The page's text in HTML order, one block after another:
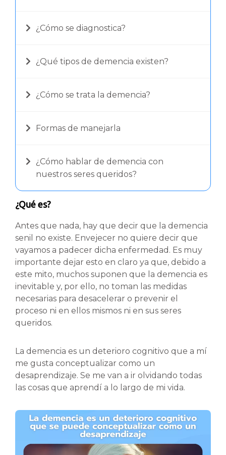
¿Cómo se diagnostica?
¿Qué tipos de demencia existen?
¿Cómo se trata la demencia?
Formas de manejarla
¿Cómo hablar de demencia con
nuestros seres queridos?
¿Qué es?
Antes que nada, hay que decir que la demencia
senil no existe. Envejecer no quiere decir que
vayamos a padecer dicha enfermedad. Es muy
importante dejar esto en claro ya que, debido a
este mito, muchos suponen que la demencia es
inevitable y, por ello, no toman las medidas
necesarias para desacelerar o prevenir el
proceso ni en ellos mismos ni en sus seres
queridos.
La demencia es un deterioro cognitivo que a mí
me gusta conceptualizar como un
desaprendizaje. Se me van a ir olvidando todas
las cosas que aprendí a lo largo de mi vida.